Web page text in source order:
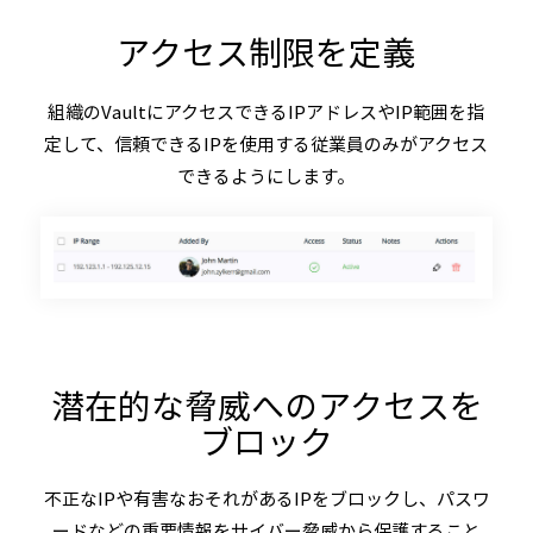
アクセス制限を定義
組織のVaultにアクセスできるIPアドレスやIP範囲を指
定して、信頼できるIPを使用する従業員のみがアクセス
できるようにします。
潜在的な脅威へのアクセスを
ブロック
不正なIPや有害なおそれがあるIPをブロックし、パスワ